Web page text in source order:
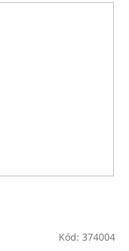
Kód: 374004